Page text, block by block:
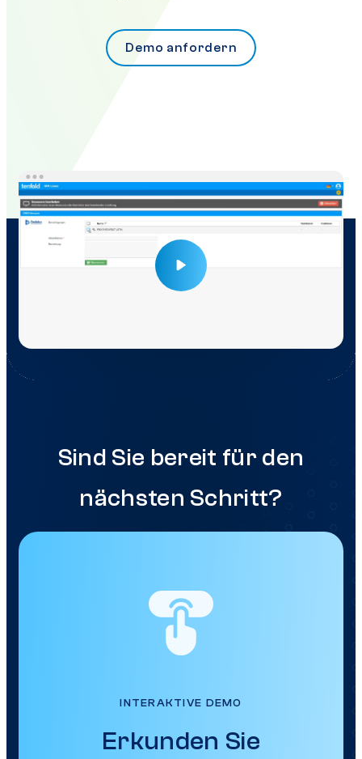
Demo anfordern
Sind Sie bereit für den
nächsten Schritt?
INTERAKTIVE DEMO
Erkunden Sie